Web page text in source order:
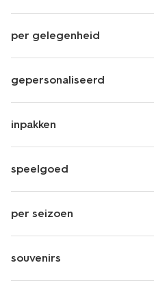
per gelegenheid
gepersonaliseerd
inpakken
speelgoed
per seizoen
souvenirs